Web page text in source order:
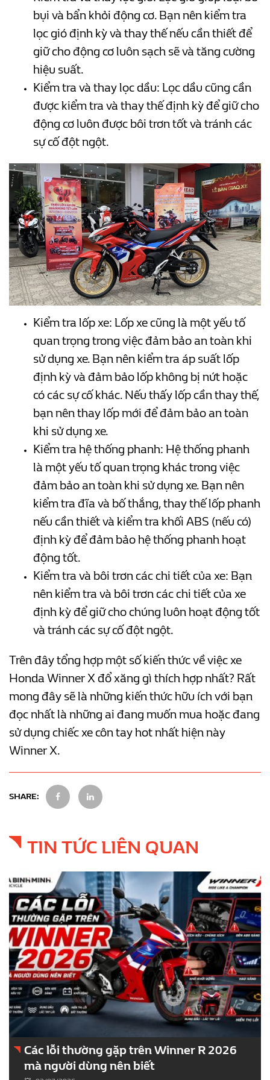
bụi và bẩn khỏi động cơ. Bạn nên kiểm tra
lọc gió định kỳ và thay thế nếu cần thiết để
giữ cho động cơ luôn sạch sẽ và tăng cường
hiệu suất.
Kiểm tra và thay lọc dầu: Lọc dầu cũng cần
được kiểm tra và thay thế định kỳ để giữ cho
động cơ luôn được bôi trơn tốt và tránh các
sự cố đột ngột.
Kiểm tra lốp xe: Lốp xe cũng là một yếu tố
quan trọng trong việc đảm bảo an toàn khi
sử dụng xe. Bạn nên kiểm tra áp suất lốp
định kỳ và đảm bảo lốp không bị nứt hoặc
có các sự cố khác. Nếu thấy lốp cần thay thế,
bạn nên thay lốp mới để đảm bảo an toàn
khi sử dụng xe.
Kiểm tra hệ thống phanh: Hệ thống phanh
là một yếu tố quan trọng khác trong việc
đảm bảo an toàn khi sử dụng xe. Bạn nên
kiểm tra đĩa và bố thắng, thay thế lốp phanh
nếu cần thiết và kiểm tra khối ABS (nếu có)
định kỳ để đảm bảo hệ thống phanh hoạt
động tốt.
Kiểm tra và bôi trơn các chi tiết của xe: Bạn
nên kiểm tra và bôi trơn các chi tiết của xe
định kỳ để giữ cho chúng luôn hoạt động tốt
và tránh các sự cố đột ngột.
Trên đây tổng hợp một số kiến thức về việc xe
Honda Winner X đổ xăng gì thích hợp nhất? Rất
mong đây sẽ là những kiến thức hữu ích với bạn
đọc nhất là những ai đang muốn mua hoặc đang
sử dụng chiếc xe côn tay hot nhất hiện này
Winner X.
SHARE:
TIN TỨC LIÊN QUAN
Cách bảo dưỡng Winner R 2026 đúng
chuẩn – Bí quyết giữ xe bền, máy mạnh